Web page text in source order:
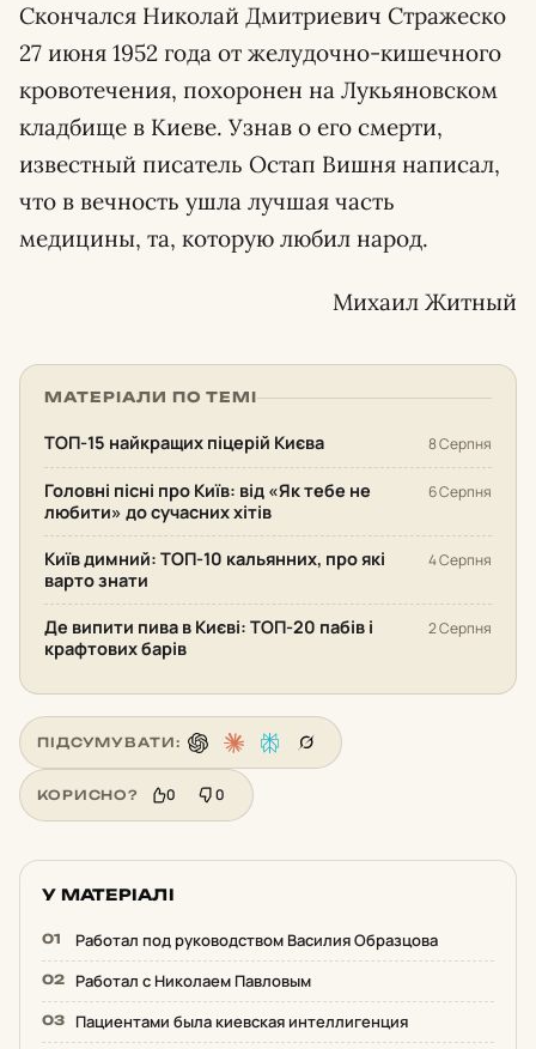
Скончался Николай Дмитриевич Стражеско
27 июня 1952 года от желудочно-кишечного
кровотечения, похоронен на Лукьяновском
кладбище в Киеве. Узнав о его смерти,
известный писатель Остап Вишня написал,
что в вечность ушла лучшая часть
медицины, та, которую любил народ.
Михаил Житный
МАТЕРІАЛИ ПО ТЕМІ
ТОП-15 найкращих піцерій Києва 8 Серпня
Головні пісні про Київ: від «Як тебе не
любити» до сучасних хітів
6 Серпня
Київ димний: ТОП-10 кальянних, про які
варто знати
4 Серпня
Де випити пива в Києві: ТОП-20 пабів і
крафтових барів
2 Серпня
ПІДСУМУВАТИ:
КОРИСНО? 0 0
У МАТЕРІАЛІ
Работал под руководством Василия Образцова
Работал с Николаем Павловым
Пациентами была киевская интеллигенция